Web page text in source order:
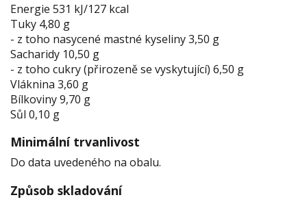
Energie 531 kJ/127 kcal
Tuky 4,80 g
- z toho nasycené mastné kyseliny 3,50 g
Sacharidy 10,50 g
- z toho cukry (přirozeně se vyskytující) 6,50 g
Vláknina 3,60 g
Bílkoviny 9,70 g
Sůl 0,10 g
Minimální trvanlivost
Do data uvedeného na obalu.
Způsob skladování